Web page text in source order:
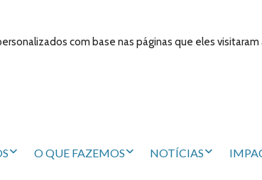
com base nas páginas que eles
O QUE FAZEMOS NOTÍCIAS